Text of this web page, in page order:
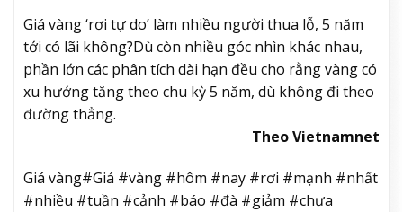
Giá vàng ‘rơi tự do’ làm nhiều người thua lỗ, 5 năm
tới có lãi không?Dù còn nhiều góc nhìn khác nhau,
phần lớn các phân tích dài hạn đều cho rằng vàng có
xu hướng tăng theo chu kỳ 5 năm, dù không đi theo
đường thẳng.
Theo Vietnamnet
Giá vàng#Giá #vàng #hôm #nay #rơi #mạnh #nhất
#nhiều #tuần #cảnh #báo #đà #giảm #chưa